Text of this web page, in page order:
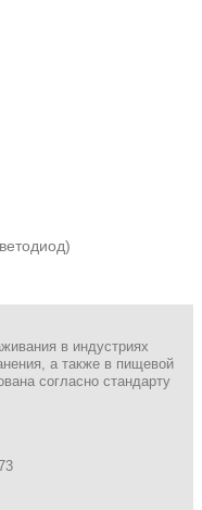
в индустриях
а также в пищевой
согласно стандарту